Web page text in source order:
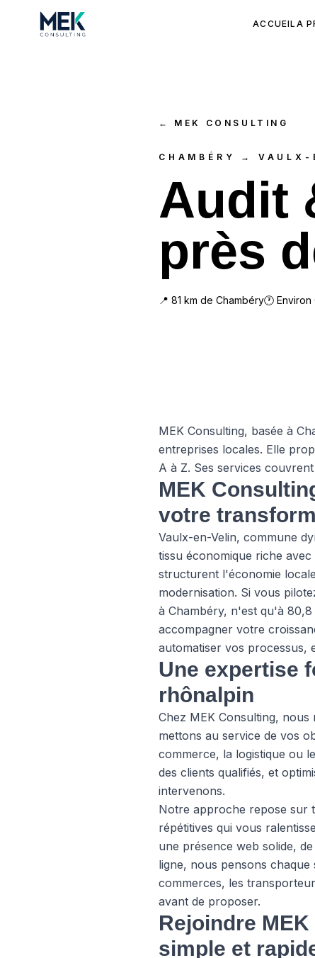
ACCUEIL A
← MEK CONSULTING
CHAMBÉRY → VAULX-
Audit
près
📍 81 km de Chambéry🕐 Environ
MEK Consulting, basée à
entreprises locales. Elle
A à Z. Ses services
MEK
votre
Vaulx-en-Velin, commune
tissu économique riche
structurent l'économie
modernisation. Si vous
à Chambéry, n'est qu'à
accompagner votre
automatiser vos processus,
Une expertise
rhônalpin
Chez MEK Consulting,
mettons au service de vos
commerce, la logistique ou
des clients qualifiés, et
intervenons.
Notre approche repose sur
répétitives qui vous
une présence web solide,
ligne, nous pensons
commerces, les
avant de proposer.
Rejoindre
simple et